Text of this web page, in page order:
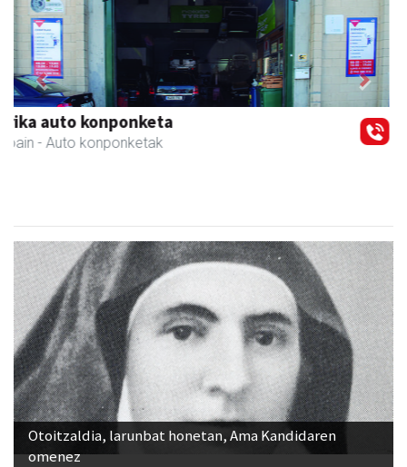
GF akademia
Andoain - Akademiak
Previous Next
Otoitzaldia, larunbat honetan, Ama Kandidaren
omenez